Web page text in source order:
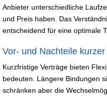
Anbieter unterschiedliche
und Preis haben. Das
entscheidend für eine optimale
Vor- und Nachteile
Kurzfristige Verträge bieten
bedeuten. Längere Bindungen
schränken aber die